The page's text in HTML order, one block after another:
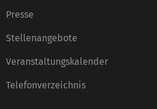
Presse
Stellenangebote
Veranstaltungskalender
Telefonverzeichnis